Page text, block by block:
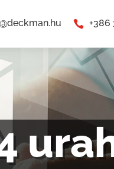
 +386